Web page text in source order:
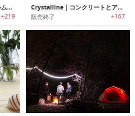
PLUMEN 002｜美しいフォルムのデザイナーズ省エネ電球「プルーメン002」
+219
Crystalline｜コンクリートとアクリルを使用した印象的デザインのLEDデスクランプ
販売終了 +167